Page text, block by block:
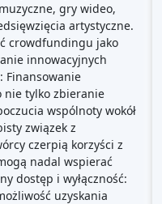
gry wideo,
artystyczne.
crowdfundingu jako
innowacyjnych
Finansowanie
nie tylko zbieranie
wspólnoty wokół
związek z
czerpią korzyści z
nadal wspierać
dostęp i wyłączność:
uzyskania